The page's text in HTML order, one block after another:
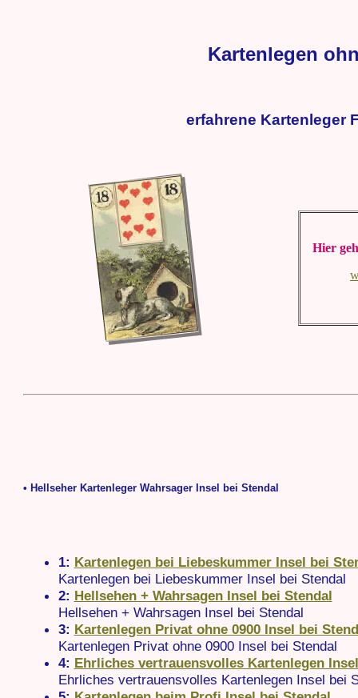
Kartenlegen
erfahrene Kartenleger
Hier
• Hellseher Kartenleger Wahrsager Insel bei Stendal
1: Kartenlegen bei Liebeskummer Insel bei
Kartenlegen bei Liebeskummer Insel bei Stendal
2: Hellsehen + Wahrsagen Insel bei Stendal
Hellsehen + Wahrsagen Insel bei Stendal
3: Kartenlegen Privat ohne 0900 Insel bei
Kartenlegen Privat ohne 0900 Insel bei Stendal
4: Ehrliches vertrauensvolles Kartenlegen
Ehrliches vertrauensvolles Kartenlegen Insel bei